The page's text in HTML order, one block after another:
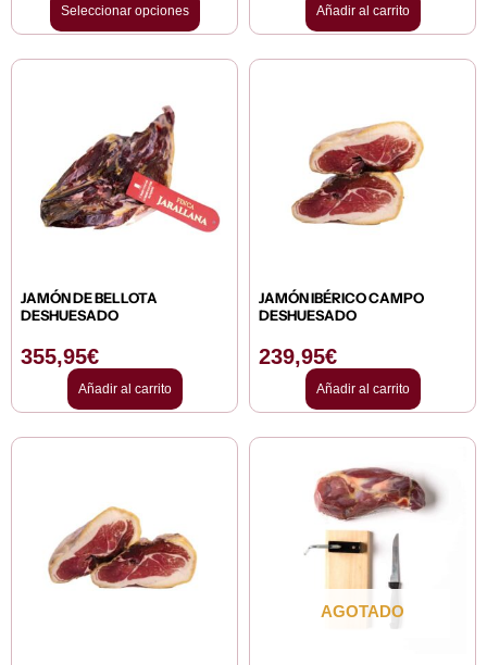
Seleccionar opciones Añadir al carrito
JAMÓN DE BELLOTA
DESHUESADO
355,95€
Añadir al carrito
JAMÓN IBÉRICO CAMPO
DESHUESADO
239,95€
Añadir al carrito
AGOTADO